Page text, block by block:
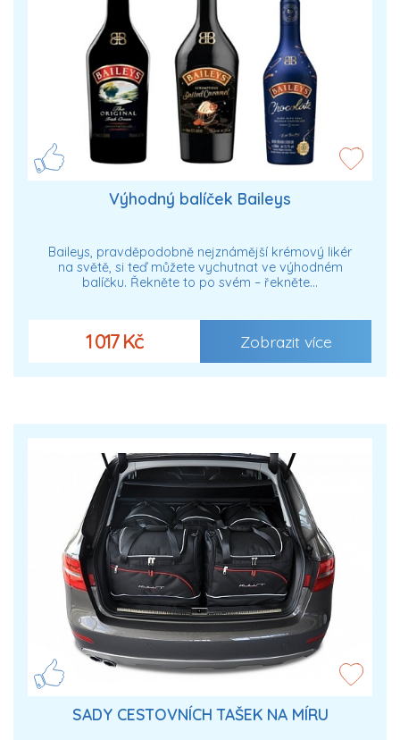
Výhodný balíček Baileys
Baileys, pravděpodobně nejznámější krémový likér
na světě, si teď můžete vychutnat ve výhodném
balíčku. Řekněte to po svém – řekněte…
1 017 Kč Zobrazit více
SADY CESTOVNÍCH TAŠEK NA MÍRU